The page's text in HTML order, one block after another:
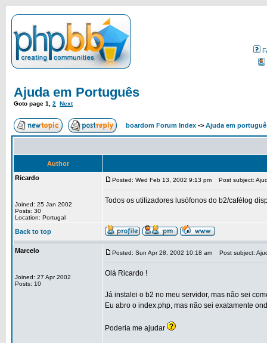
Ajuda em Português
Goto page 1 2 Next
boardom Forum Index -> Ajuda em
Author
Ricardo
Joined: 25 Jan 2002
Posts: 30
Location: Portugal
Posted: Wed Feb 13, 2002 9:13 pm Post subject:
Todos os utilizadores lusófonos do b2/cafélog
Back to top
Marcelo
Joined: 27 Apr 2002
Posts: 10
Posted: Sun Apr 28, 2002 10:18 am Post subject:
Olá Ricardo !
Já instalei o b2 no meu servidor, mas não sei
Eu abro o index.php, mas não sei exatamente
Poderia me ajudar